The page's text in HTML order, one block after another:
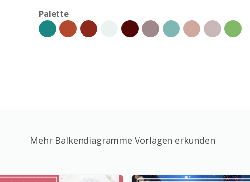
Palette
Mehr Balkendiagramme Vorlagen erkunden